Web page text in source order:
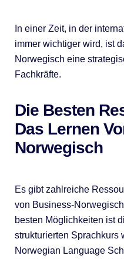
In einer Zeit, in der
immer wichtiger wird, ist
Norwegisch eine
Fachkräfte.
Die Besten
Das Lernen
Norwegisch
Es gibt zahlreiche
von Business-
besten Möglichkeiten ist
strukturierten Sprachkurs
Norwegian Language